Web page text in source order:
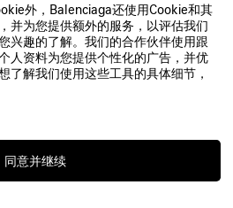
外，Balenciaga还使用Cookie和其
并为您提供额外的服务，以评估我们
兴趣的了解。我们的合作伙伴使用跟
人资料为您提供个性化的广告，并优
了解我们使用这些工具的具体细节，
同意并继续